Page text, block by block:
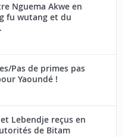
Nguema Akwe en
fu wutang et du
Pas de primes pas
Yaoundé !
Lebendje reçus en
de Bitam